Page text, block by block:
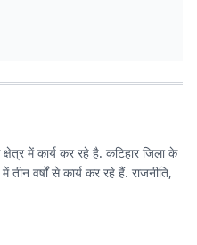
में कार्य कर रहे है. कटिहार जिला के
वर्षों से कार्य कर रहे हैं. राजनीति,